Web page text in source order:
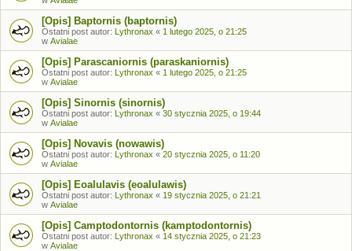
[Opis] Baptornis (baptornis)
Ostatni post autor: Lythronax « 1 lutego 2025, o 21:25
w Avialae
[Opis] Parascaniornis (paraskaniornis)
Ostatni post autor: Lythronax « 1 lutego 2025, o 21:25
w Avialae
[Opis] Sinornis (sinornis)
Ostatni post autor: Lythronax « 30 stycznia 2025, o 19:44
w Avialae
[Opis] Novavis (nowawis)
Ostatni post autor: Lythronax « 20 stycznia 2025, o 11:20
w Avialae
[Opis] Eoalulavis (eoalulawis)
Ostatni post autor: Lythronax « 19 stycznia 2025, o 21:21
w Avialae
[Opis] Camptodontornis (kamptodontornis)
Ostatni post autor: Lythronax « 14 stycznia 2025, o 21:23
w Avialae